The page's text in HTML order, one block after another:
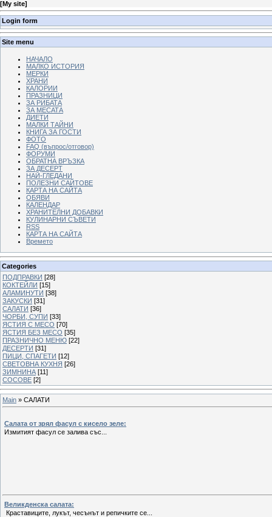
[My site]
Login form
Site menu
НАЧАЛО
МАЛКО ИСТОРИЯ
МЕРКИ
ХРАНИ
КАЛОРИИ
ПРАЗНИЦИ
ЗА РИБАТА
ЗА МЕСАТА
ДИЕТИ
МАЛКИ ТАЙНИ
КНИГА ЗА ГОСТИ
ФОТО
FAQ (въпрос/отговор)
ФОРУМИ
ОБРАТНА ВРЪЗКА
ЗА ДЕСЕРТ
НАЙ-ГЛЕДАНИ
ПОЛЕЗНИ САЙТОВЕ
КАРТА НА САЙТА
ОБЯВИ
КАЛЕНДАР
ХРАНИТЕЛНИ ДОБАВКИ
КУЛИНАРНИ СЪВЕТИ
RSS
КАРТА НА САЙТА
Времето
Categories
ПОДПРАВКИ [28]
КОКТЕЙЛИ [15]
АЛАМИНУТИ [38]
ЗАКУСКИ [31]
САЛАТИ [36]
ЧОРБИ, СУПИ [33]
ЯСТИЯ С МЕСО [70]
ЯСТИЯ БЕЗ МЕСО [35]
ПРАЗНИЧНО МЕНЮ [22]
ДЕСЕРТИ [31]
ПИЦИ, СПАГЕТИ [12]
СВЕТОВНА КУХНЯ [26]
ЗИМНИНА [11]
СОСОВЕ [2]
Main » САЛАТИ
Салата от зрял фасул с кисело зеле:
Измитият фасул се залива със...
Великденска салата:
Краставиците, лукът, чесънът и репичките се...